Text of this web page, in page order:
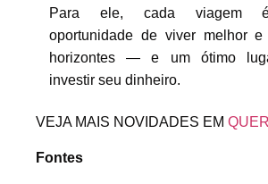
Para ele, cada viagem
oportunidade de viver melhor e
horizontes — e um ótimo
investir seu dinheiro.
VEJA MAIS NOVIDADES EM
Fontes